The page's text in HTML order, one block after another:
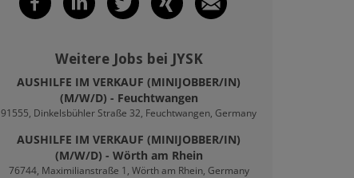
Weitere Jobs bei JYSK
AUSHILFE IM VERKAUF (MINIJOBBER/IN)
(M/W/D) - Feuchtwangen
91555, Dinkelsbühler Straße 32, Feuchtwangen, Germany
AUSHILFE IM VERKAUF (MINIJOBBER/IN)
(M/W/D) - Wörth am Rhein
76744, Maximilianstraße 1, Wörth am Rhein, Germany